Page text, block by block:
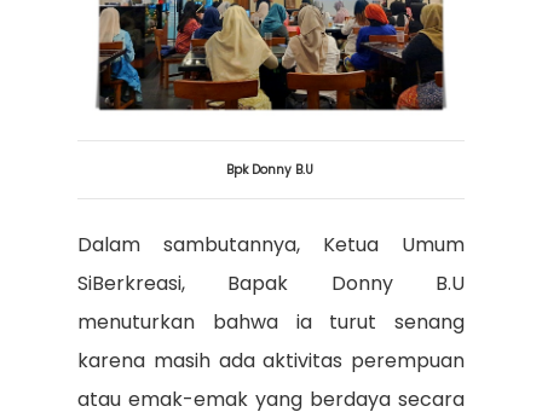
Bpk Donny B.U
Dalam sambutannya, Ketua Umum
SiBerkreasi, Bapak Donny B.U
menuturkan bahwa ia turut senang
karena masih ada aktivitas perempuan
atau emak-emak yang berdaya secara